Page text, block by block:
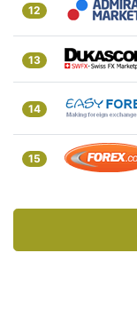
12
13
14
15